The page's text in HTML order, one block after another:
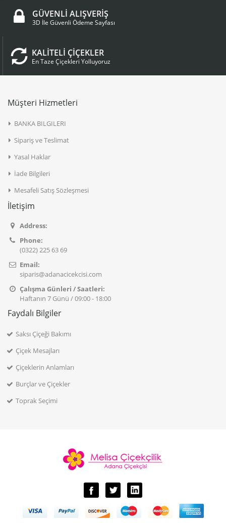
GÜVENLİ ALIŞVERİŞ
3D İle Güvenli Ödeme Sayfası
KALİTELİ ÇİÇEKLER
En Taze Çiçekleri Yolluyoruz
Müşteri Hizmetleri
BANKA BILGILERI
Sipariş ve Teslimat
Yasal Haklar
İade Bilgileri
Mesafeli Satış Sözleşmesi
İletişim
Address:
Phone:
(0322) 225 63 69
Email:
siparis@adanacicekcisi.com
Çalışma Günleri / Saatleri:
Haftanın 7 Günü / 09:00 - 18:00
Faydalı Bilgiler
Saksı Çiçeği Bakımı
Çiçek Mesajları
Çiçeklerin Anlamları
Burçlar ve Çiçekler
Toprak Seçimi